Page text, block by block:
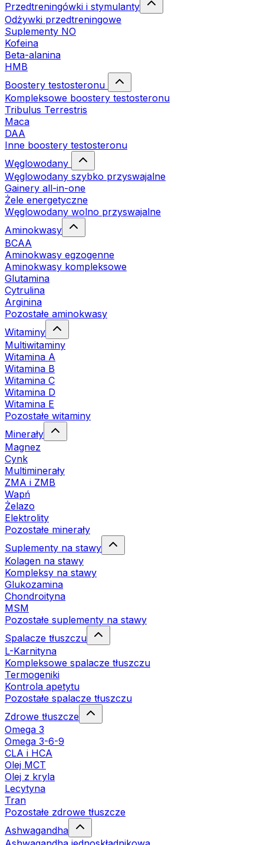
Przedtreningówki i stymulanty
Odżywki przedtreningowe
Suplementy NO
Kofeina
Beta-alanina
HMB
Boostery testosteronu
Kompleksowe boostery testosteronu
Tribulus Terrestris
Maca
DAA
Inne boostery testosteronu
Węglowodany
Węglowodany szybko przyswajalne
Gainery all-in-one
Żele energetyczne
Węglowodany wolno przyswajalne
Aminokwasy
BCAA
Aminokwasy egzogenne
Aminokwasy kompleksowe
Glutamina
Cytrulina
Arginina
Pozostałe aminokwasy
Witaminy
Multiwitaminy
Witamina A
Witamina B
Witamina C
Witamina D
Witamina E
Pozostałe witaminy
Minerały
Magnez
Cynk
Multiminerały
ZMA i ZMB
Wapń
Żelazo
Elektrolity
Pozostałe minerały
Suplementy na stawy
Kolagen na stawy
Kompleksy na stawy
Glukozamina
Chondroityna
MSM
Pozostałe suplementy na stawy
Spalacze tłuszczu
L-Karnityna
Kompleksowe spalacze tłuszczu
Termogeniki
Kontrola apetytu
Pozostałe spalacze tłuszczu
Zdrowe tłuszcze
Omega 3
Omega 3-6-9
CLA i HCA
Olej MCT
Olej z kryla
Lecytyna
Tran
Pozostałe zdrowe tłuszcze
Ashwagandha